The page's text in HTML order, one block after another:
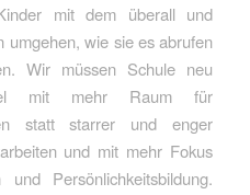
mit dem überall und
umgehen, wie sie es abrufen
Wir müssen Schule neu
mit mehr Raum für
statt starrer und enger
und mit mehr Fokus
Persönlichkeitsbildung.